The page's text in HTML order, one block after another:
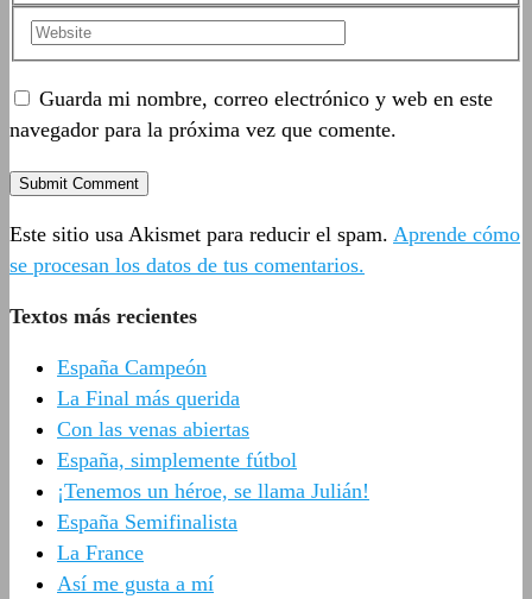
Guarda mi nombre, correo electrónico y web en este
navegador para la próxima vez que comente.
Este sitio usa Akismet para reducir el spam. Aprende cómo
se procesan los datos de tus comentarios.
Textos más recientes
España Campeón
La Final más querida
Con las venas abiertas
España, simplemente fútbol
¡Tenemos un héroe, se llama Julián!
España Semifinalista
La France
Así me gusta a mí